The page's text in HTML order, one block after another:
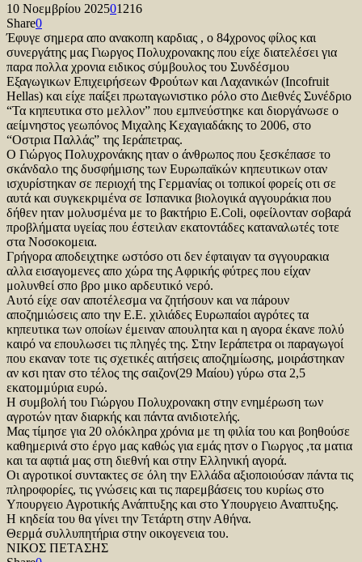
10 Νοεμβρίου 202501216
Share0
Έφυγε σημερα απο ανακοπη καρδιας , ο 84χρονος φίλος και
συνεργάτης μας Γιωργος Πολυχρονακης που είχε διατελέσει για
παρα πολλα χρονια ειδικος σύμβουλος του Συνδέσμου
Εξαγωγικων Επιχειρήσεων Φρούτων και Λαχανικών (Incofruit
Hellas) και είχε παίξει πρωταγωνιστικο ρόλο στο Διεθνές Συνέδριο
“Τα κηπευτικα στο μελλον” που εμπνεύστηκε και διοργάνωσε ο
αείμνηστος γεωπόνος Μιχαλης Κεχαγιαδάκης το 2006, στο
“Οστρια Παλλάς” της Ιεράπετρας.
Ο Γιώργος Πολυχρονάκης ηταν ο άνθρωπος που ξεσκέπασε το
σκάνδαλο της δυσφήμισης των Ευρωπαϊκών κηπευτικων οταν
ισχυρίστηκαν σε περιοχή της Γερμανίας οι τοπικοί φορείς οτι σε
αυτά και συγκεκριμένα σε Ισπανικα βιολογικά αγγουράκια που
δήθεν ηταν μολυσμένα με το βακτήριο E.Coli, οφείλονταν σοβαρά
προβλήματα υγείας που έστειλαν εκατοντάδες καταναλωτές τοτε
στα Νοσοκομεια.
Γρήγορα αποδειχτηκε ωστόσο οτι δεν έφταιγαν τα σγγουρακια
αλλα εισαγομενες απο χώρα της Αφρικής φύτρες που είχαν
μολυνθεί σπο βρο μικο αρδευτικό νερό.
Αυτό είχε σαν αποτέλεσμα να ζητήσουν και να πάρουν
αποζημιώσεις απο την Ε.Ε. χιλιάδες Ευρωπαίοι αγρότες τα
κηπευτικα των οποίων έμειναν απουλητα και η αγορα έκανε πολύ
καιρό να επουλωσει τις πληγές της. Στην Ιεράπετρα οι παραγωγοί
που εκαναν τοτε τις σχετικές αιτήσεις αποζημίωσης, μοιράστηκαν
αν κσι ηταν στο τέλος της σαιζον(29 Μαίου) γύρω στα 2,5
εκατομμύρια ευρώ.
Η συμβολή του Γιώργου Πολυχρονακη στην ενημέρωση των
αγροτών ηταν διαρκής και πάντα ανιδιοτελής.
Μας τίμησε για 20 ολόκληρα χρόνια με τη φιλία του και βοηθούσε
καθημερινά στο έργο μας καθώς για εμάς ητσν ο Γιωργος ,τα ματια
και τα αφτιά μας στη διεθνή και στην Ελληνική αγορά.
Οι αγροτικοί συντακτες σε όλη την Ελλάδα αξιοποιούσαν πάντα τις
πληροφορίες, τις γνώσεις και τις παρεμβάσεις του κυρίως στο
Υπουργειο Αγροτικής Ανάπτυξης και στο Υπουργειο Αναπτυξης.
Η κηδεία του θα γίνει την Τετάρτη στην Αθήνα.
Θερμά συλλυπητήρια στην οικογενεια του.
ΝΙΚΟΣ ΠΕΤΑΣΗΣ